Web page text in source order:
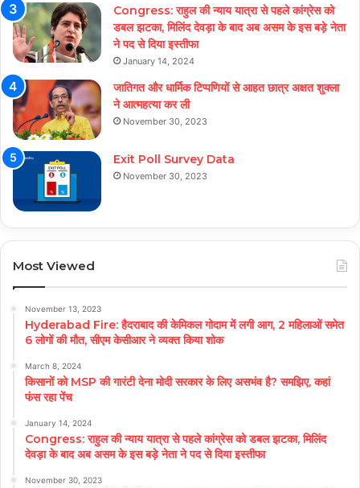
Congress: राहुल की न्याय यात्रा से पहले कांग्रेस को
डबल झटका, मिलिंद देवड़ा के बाद अब असम के इस बड़े नेता
ने पद से दिया इस्तीफा
January 14, 2024
जातिगत और धार्मिक टिप्पणियों से आहत छात्र अक्षत शुक्ला
ने आत्महत्या कर ली
November 30, 2023
Exit Poll Survey Data
November 30, 2023
Most Viewed
November 13, 2023
Hyderabad Fire: हैदराबाद की केमिकल गोदाम में लगी आग, 2 महिलाओं समेत
6 लोगों की मौत, सीएम केसीआर ने व्यक्त किया शोक
March 8, 2024
किसानों को MSP की गारंटी देना मोदी सरकार के लिए असभंव है? समझिए, कहां
फंस रहा पेंच
January 14, 2024
Congress: राहुल की न्याय यात्रा से पहले कांग्रेस को डबल झटका, मिलिंद
देवड़ा के बाद अब असम के इस बड़े नेता ने पद से दिया इस्तीफा
November 30, 2023